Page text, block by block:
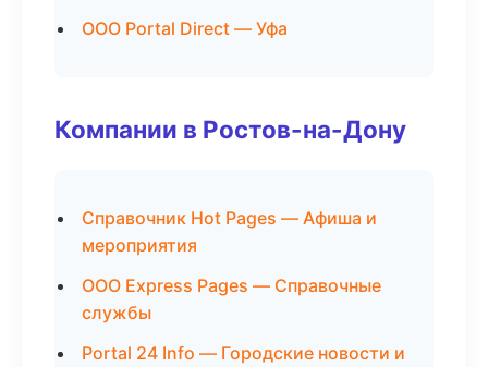
ООО Portal Direct — Уфа
Компании в Ростов-на-Дону
Справочник Hot Pages — Афиша и
мероприятия
ООО Express Pages — Справочные
службы
Portal 24 Info — Городские новости и